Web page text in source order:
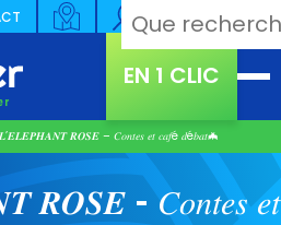
EN 1 CLIC
𝑹𝑶𝑺𝑬 – 𝐶𝑜𝑛𝑡𝑒𝑠 𝑒𝑡 𝑐𝑎𝑓é 𝑑é𝑏𝑎𝑡🦇
𝑹𝑶𝑺𝑬 – 𝐶𝑜𝑛𝑡𝑒𝑠 𝑒𝑡